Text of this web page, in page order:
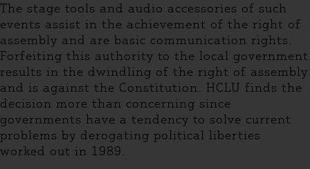
The stage tools and audio accessories of such
events assist in the achievement of the right of
assembly and are basic communication rights.
Forfeiting this authority to the local government
results in the dwindling of the right of assembly
and is against the Constitution. HCLU finds the
decision more than concerning since
governments have a tendency to solve current
problems by derogating political liberties
worked out in 1989.